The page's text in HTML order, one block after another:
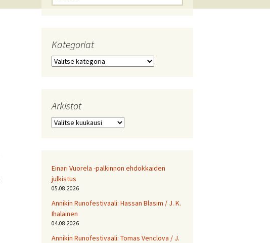
Kategoriat
Kategoriat
Arkistot
Arkistot
Einari Vuorela -palkinnon ehdokkaiden
julkistus
05.08.2026
Annikin Runofestivaali: Has­san Bla­sim / J. K.
Ihalainen
04.08.2026
Annikin Runofestivaali: Tomas Venclova / J.